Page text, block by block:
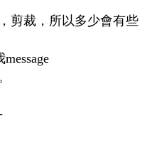
剪裁，所以多少會有些
message